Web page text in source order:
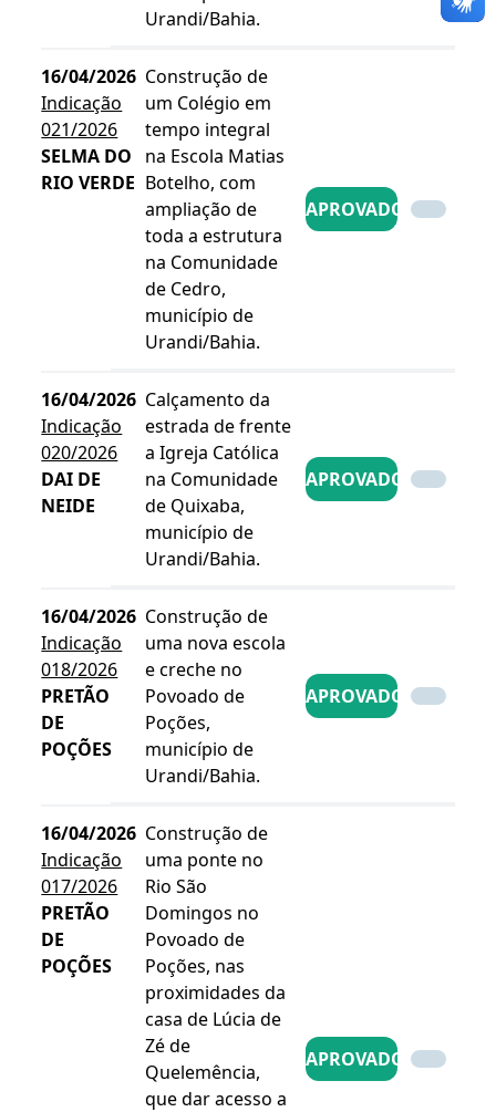
Urandi/Bahia.
16/04/2026
Indicação
021/2026
SELMA DO
RIO VERDE
Construção de
um Colégio em
tempo integral
na Escola Matias
Botelho, com
ampliação de
toda a estrutura
na Comunidade
de Cedro,
município de
Urandi/Bahia.
APROVADO
16/04/2026
Indicação
020/2026
DAI DE
NEIDE
Calçamento da
estrada de frente
a Igreja Católica
na Comunidade
de Quixaba,
município de
Urandi/Bahia.
APROVADO
16/04/2026
Indicação
018/2026
PRETÃO
DE
POÇÕES
Construção de
uma nova escola
e creche no
Povoado de
Poções,
município de
Urandi/Bahia.
APROVADO
16/04/2026
Indicação
017/2026
PRETÃO
DE
POÇÕES
Construção de
uma ponte no
Rio São
Domingos no
Povoado de
Poções, nas
proximidades da
casa de Lúcia de
Zé de
Quelemência,
que dar acesso a
APROVADO